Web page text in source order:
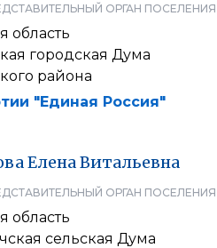
ОРГАН ПОСЕЛЕНИЯ
область
городская Дума
района
"Единая Россия"
ЕленаВитальевна
ОРГАН ПОСЕЛЕНИЯ
область
сельская Дума